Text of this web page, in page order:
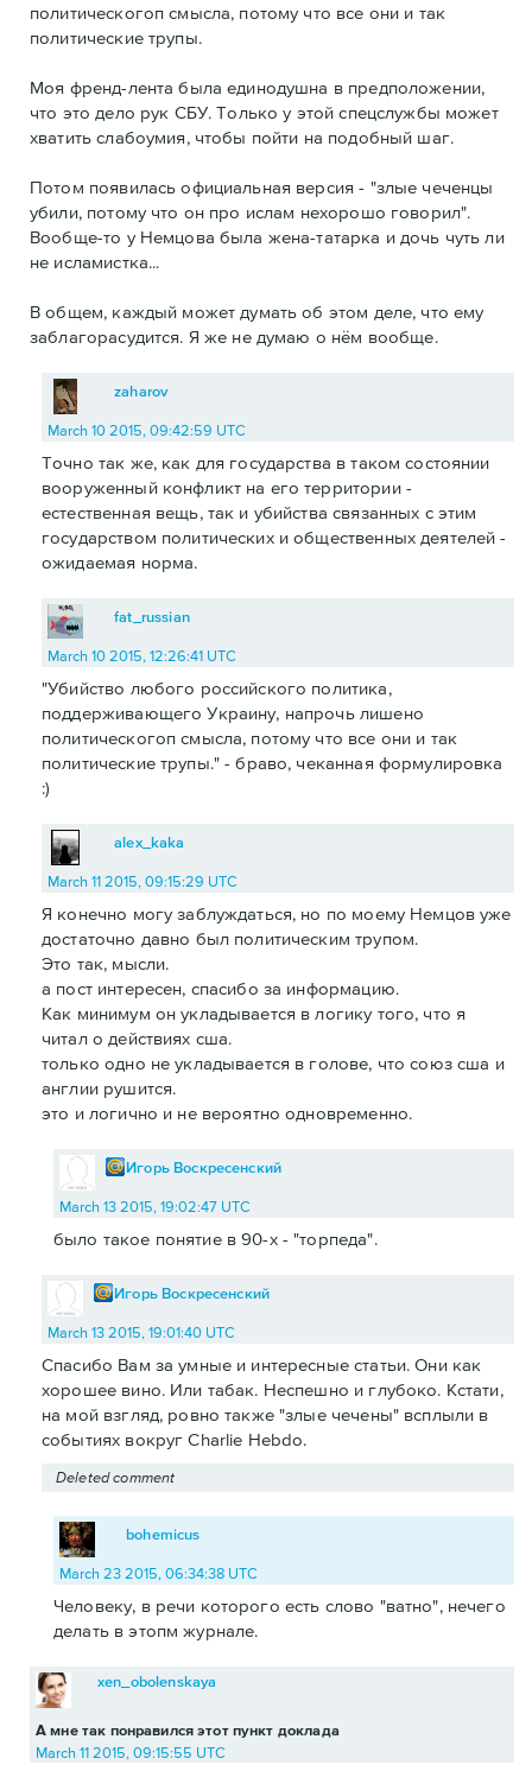
политическогоп смысла, потому что все они и так
политические трупы.
Моя френд-лента была единодушна в предположении,
что это дело рук СБУ. Только у этой спецслужбы может
хватить слабоумия, чтобы пойти на подобный шаг.
Потом появилась официальная версия - "злые чеченцы
убили, потому что он про ислам нехорошо говорил".
Вообще-то у Немцова была жена-татарка и дочь чуть ли
не исламистка...
В общем, каждый может думать об этом деле, что ему
заблагорасудится. Я же не думаю о нём вообще.
zaharov
March 10 2015, 09:42:59 UTC
Точно так же, как для государства в таком состоянии
вооруженный конфликт на его территории -
естественная вещь, так и убийства связанных с этим
государством политических и общественных деятелей -
ожидаемая норма.
fat_russian
March 10 2015, 12:26:41 UTC
"Убийство любого российского политика,
поддерживающего Украину, напрочь лишено
политическогоп смысла, потому что все они и так
политические трупы." - браво, чеканная формулировка
:)
alex_kaka
March 11 2015, 09:15:29 UTC
Я конечно могу заблуждаться, но по моему Немцов уже
достаточно давно был политическим трупом.
Это так, мысли.
а пост интересен, спасибо за информацию.
Как минимум он укладывается в логику того, что я
читал о действиях сша.
только одно не укладывается в голове, что союз сша и
англии рушится.
это и логично и не вероятно одновременно.
Игорь Воскресенский
March 13 2015, 19:02:47 UTC
было такое понятие в 90-х - "торпеда".
Игорь Воскресенский
March 13 2015, 19:01:40 UTC
Спасибо Вам за умные и интересные статьи. Они как
хорошее вино. Или табак. Неспешно и глубоко. Кстати,
на мой взгляд, ровно также "злые чечены" всплыли в
событиях вокруг Charlie Hebdo.
Deleted comment
bohemicus
March 23 2015, 06:34:38 UTC
Человеку, в речи которого есть слово "ватно", нечего
делать в этопм журнале.
А мне так понравился этот пункт доклада
xen_obolenskaya
March 11 2015, 09:15:55 UTC